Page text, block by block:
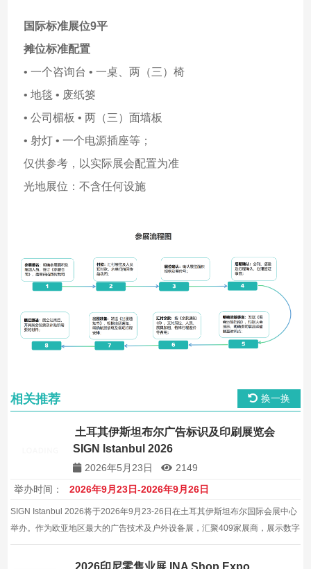
国际标准展位9平
摊位标准配置
• 一个咨询台 • 一桌、两（三）椅
• 地毯 • 废纸篓
• 公司楣板 • 两（三）面墙板
• 射灯 • 一个电源插座等；
仅供参考，以实际展会配置为准
光地展位：不含任何设施
相关推荐 换一换
土耳其伊斯坦布尔广告标识及印刷展览会
SIGN Istanbul 2026
2026年5月23日
2149
举办时间：
2026年9月23日-2026年9月26日
SIGN Istanbul 2026将于2026年9月23-26日在土耳其伊斯坦布尔国际会展中心
举办。作为欧亚地区最大的广告技术及户外设备展，汇聚409家展商，展示数字
印刷、标识技术和视觉传达最新成果。
2026印尼零售业展 INA Shop Expo